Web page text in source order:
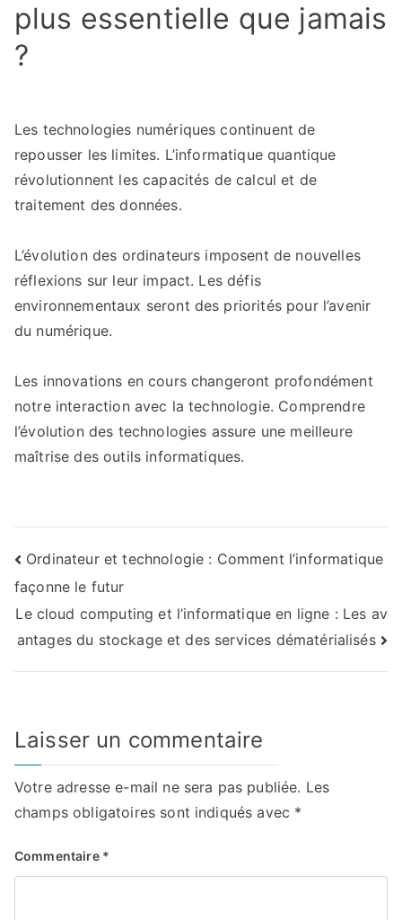
plus essentielle que jamais
?
Les technologies numériques continuent de
repousser les limites. L’informatique quantique
révolutionnent les capacités de calcul et de
traitement des données.
L’évolution des ordinateurs imposent de nouvelles
réflexions sur leur impact. Les défis
environnementaux seront des priorités pour l’avenir
du numérique.
Les innovations en cours changeront profondément
notre interaction avec la technologie. Comprendre
l’évolution des technologies assure une meilleure
maîtrise des outils informatiques.
Navigation
de
l’article
Ordinateur et technologie : Comment l’informatique
façonne le futur
Le cloud computing et l’informatique en ligne : Les av
antages du stockage et des services dématérialisés
Laisser un commentaire
Votre adresse e-mail ne sera pas publiée. Les
champs obligatoires sont indiqués avec *
Commentaire *